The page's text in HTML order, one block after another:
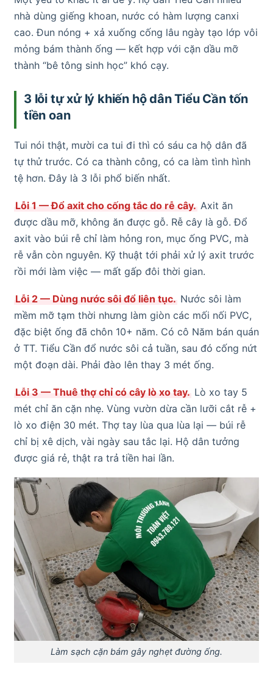
nhà dùng giếng khoan, nước có hàm lượng canxi
cao. Đun nóng + xả xuống cống lâu ngày tạo lớp vôi
mỏng bám thành ống — kết hợp với cặn dầu mỡ
thành “bê tông sinh học” khó cạy.
3 lỗi tự xử lý khiến hộ dân Tiểu Cần tốn
tiền oan
Tui nói thật, mười ca tui đi thì có sáu ca hộ dân đã
tự thử trước. Có ca thành công, có ca làm tình hình
tệ hơn. Đây là 3 lỗi phổ biến nhất.
Lỗi 1 — Đổ axit cho cống tắc do rễ cây. Axit ăn
được dầu mỡ, không ăn được gỗ. Rễ cây là gỗ. Đổ
axit vào búi rễ chỉ làm hỏng ron, mục ống PVC, mà
rễ vẫn còn nguyên. Kỹ thuật tới phải xử lý axit trước
rồi mới làm việc — mất gấp đôi thời gian.
Lỗi 2 — Dùng nước sôi đổ liên tục. Nước sôi làm
mềm mỡ tạm thời nhưng làm giòn các mối nối PVC,
đặc biệt ống đã chôn 10+ năm. Có cô Năm bán quán
ở TT. Tiểu Cần đổ nước sôi cả tuần, sau đó cống nứt
một đoạn dài. Phải đào lên thay 3 mét ống.
Lỗi 3 — Thuê thợ chỉ có cây lò xo tay. Lò xo tay 5
mét chỉ ăn cặn nhẹ. Vùng vườn dừa cần lưỡi cắt rễ +
lò xo điện 30 mét. Thợ tay lùa qua lùa lại — búi rễ
chỉ bị xê dịch, vài ngày sau tắc lại. Hộ dân tưởng
được giá rẻ, thật ra trả tiền hai lần.
Làm sạch cặn bám gây nghẹt đường ống.